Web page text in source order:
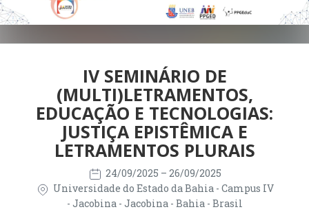
IV SEMINÁRIO DE
(MULTI)LETRAMENTOS,
EDUCAÇÃO E TECNOLOGIAS:
JUSTIÇA EPISTÊMICA E
LETRAMENTOS PLURAIS
24/09/2025 – 26/09/2025
Universidade do Estado da Bahia - Campus IV
- Jacobina - Jacobina - Bahia - Brasil